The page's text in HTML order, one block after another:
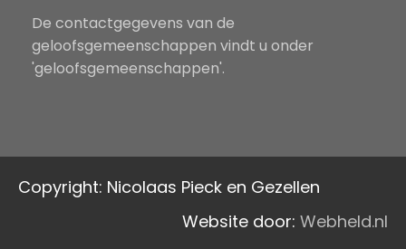
De contactgegevens van de
geloofsgemeenschappen vindt u onder
'geloofsgemeenschappen'.
Copyright: Nicolaas Pieck en Gezellen
Website door: Webheld.nl